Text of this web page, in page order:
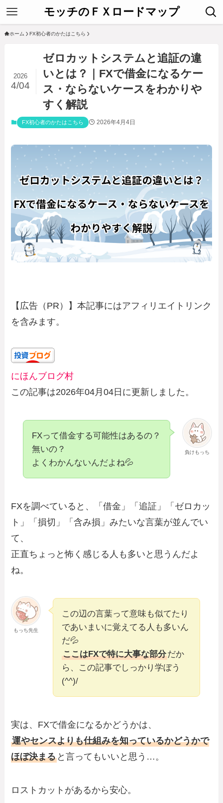
モッチのＦＸロードマップ
ホーム FX初心者のかたはこちら
ゼロカットシステムと追証の違
いとは？｜FXで借金になるケー
ス・ならないケースをわかりや
すく解説
2026
4/04
FX初心者のかたはこちら 2026年4月4日
【広告（PR）】本記事にはアフィリエイトリンク
を含みます。
にほんブログ村
この記事は2026年04月04日に更新しました。
負けもっち
FXって借金する可能性はあるの？
無いの？
よくわかんないんだよね💦
FXを調べていると、「借金」「追証」「ゼロカッ
ト」「損切」「含み損」みたいな言葉が並んでい
て、
正直ちょっと怖く感じる人も多いと思うんだよ
ね。
もっち先生
この辺の言葉って意味も似てたり
であいまいに覚えてる人も多いん
だ💦
ここはFXで特に大事な部分だか
ら、この記事でしっかり学ぼう
(^^)/
実は、FXで借金になるかどうかは、
運やセンスよりも仕組みを知っているかどうかで
ほぼ決まる と言ってもいいと思う…。
ロストカットがあるから安心。